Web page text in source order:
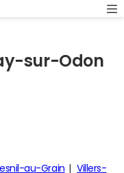
sur-Odon
au-Grain
Villers-